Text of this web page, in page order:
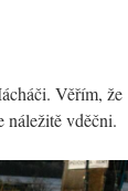
Věřím, že
náležitě vděčni.